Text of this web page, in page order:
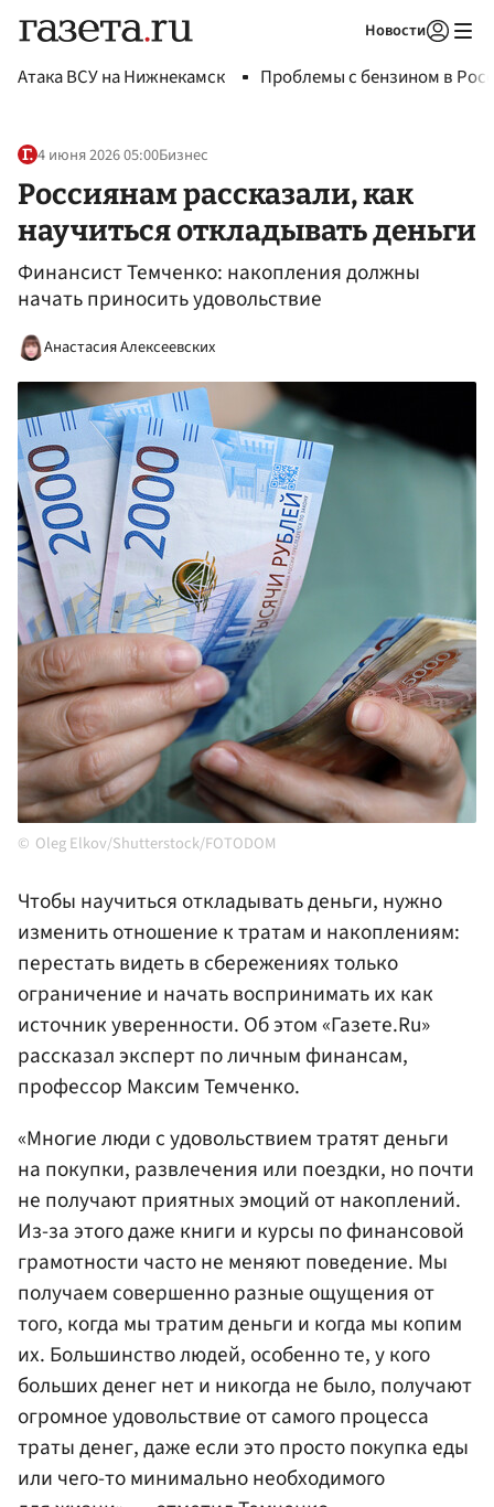
Новости
Атака ВСУ на Нижнекамск Проблемы с бензином в
4 июня 2026 05:00Бизнес
Россиянам рассказали, как
научиться откладывать деньги
Финансист Темченко: накопления должны
начать приносить удовольствие
Анастасия Алексеевских
Oleg Elkov/Shutterstock/FOTODOM
Чтобы научиться откладывать деньги, нужно
изменить отношение к тратам и накоплениям:
перестать видеть в сбережениях только
ограничение и начать воспринимать их как
источник уверенности. Об этом «Газете.Ru»
рассказал эксперт по личным финансам,
профессор Максим Темченко.
«Многие люди с удовольствием тратят деньги
на покупки, развлечения или поездки, но почти
не получают приятных эмоций от накоплений.
Из-за этого даже книги и курсы по финансовой
грамотности часто не меняют поведение. Мы
получаем совершенно разные ощущения от
того, когда мы тратим деньги и когда мы копим
их. Большинство людей, особенно те, у кого
больших денег нет и никогда не было, получают
огромное удовольствие от самого процесса
траты денег, даже если это просто покупка еды
или чего-то минимально необходимого